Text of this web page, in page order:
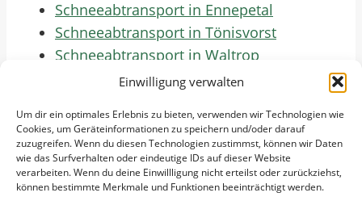
Einwilligung verwalten
Um dir ein optimales Erlebnis zu bieten, verwenden wir Technologien wie
Cookies, um Geräteinformationen zu speichern und/oder darauf
zuzugreifen. Wenn du diesen Technologien zustimmst, können wir Daten
wie das Surfverhalten oder eindeutige IDs auf dieser Website
verarbeiten. Wenn du deine Einwillligung nicht erteilst oder zurückziehst,
können bestimmte Merkmale und Funktionen beeinträchtigt werden.
Schneeabtransport in Ennepetal
Schneeabtransport in Tönisvorst
Schneeabtransport in Waltrop
Schneeabtransport in Leichlingen
Schneeabtransport in Schwelm
Schneeabtransport in Neukirchen-Vluyn
Schneeabtransport in Overath
Schneeabtransport in Wetter (Ruhr)